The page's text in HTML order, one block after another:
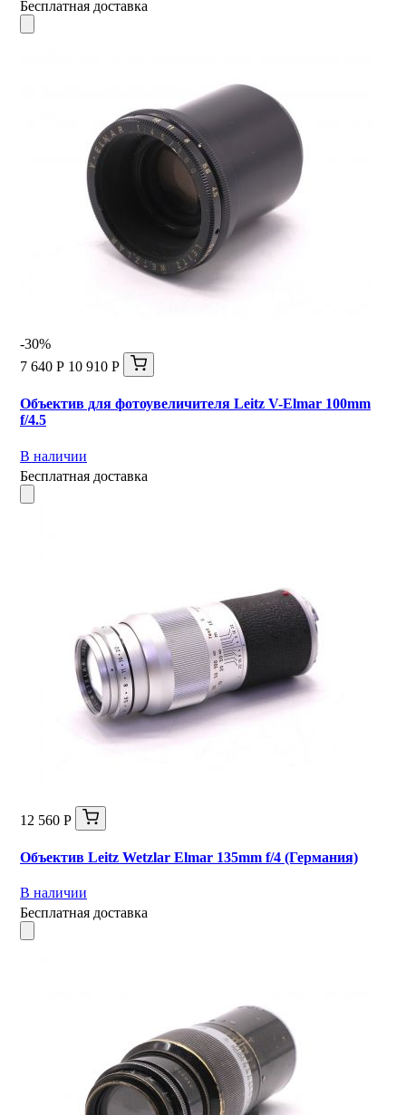
Бесплатная доставка
-30%
7 640 Р 10 910 Р
Объектив для фотоувеличителя Leitz V-Elmar 100mm
f/4.5
В наличии
Бесплатная доставка
12 560 Р
Объектив Leitz Wetzlar Elmar 135mm f/4 (Германия)
В наличии
Бесплатная доставка